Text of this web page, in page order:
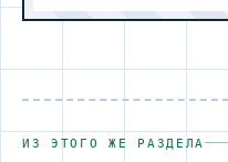
ИЗ ЭТОГО ЖЕ РАЗДЕЛА